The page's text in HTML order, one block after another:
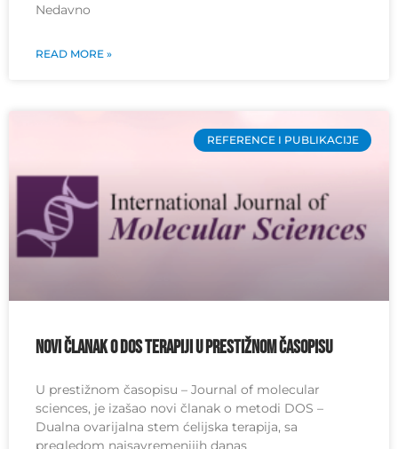
Nedavno
READ MORE »
REFERENCE I PUBLIKACIJE
Novi članak o DOS terapiji u prestižnom časopisu
U prestižnom časopisu – Journal of molecular
sciences, je izašao novi članak o metodi DOS –
Dualna ovarijalna stem ćelijska terapija, sa
pregledom najsavremenijih danas